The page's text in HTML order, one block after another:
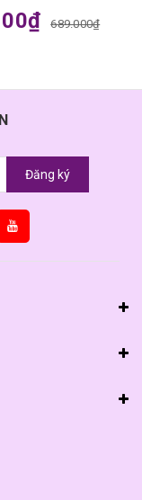
689.000₫
Đăng ký